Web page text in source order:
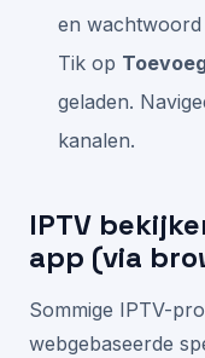
en wachtwoord
Tik op
geladen.
kanalen.
IPTV
app (via
Sommige IPTV-
webgebaseerde